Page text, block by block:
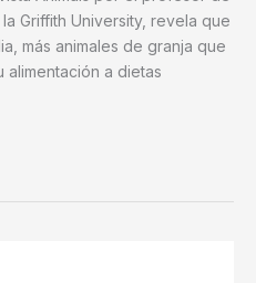
Griffith University, revela que
más animales de granja que
alimentación a dietas